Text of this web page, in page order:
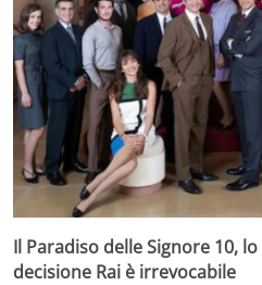
Il Paradiso delle Signore 10,
decisione Rai è irrevocabile